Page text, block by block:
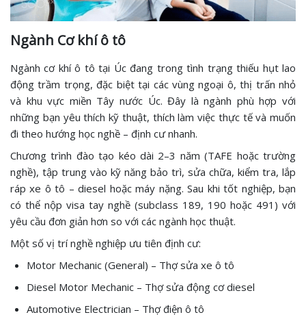
Ngành Cơ khí ô tô
Ngành cơ khí ô tô tại Úc đang trong tình trạng thiếu hụt lao
động trầm trọng, đặc biệt tại các vùng ngoại ô, thị trấn nhỏ
và khu vực miền Tây nước Úc. Đây là ngành phù hợp với
những bạn yêu thích kỹ thuật, thích làm việc thực tế và muốn
đi theo hướng học nghề – định cư nhanh.
Chương trình đào tạo kéo dài 2–3 năm (TAFE hoặc trường
nghề), tập trung vào kỹ năng bảo trì, sửa chữa, kiểm tra, lắp
ráp xe ô tô – diesel hoặc máy nặng. Sau khi tốt nghiệp, bạn
có thể nộp visa tay nghề (subclass 189, 190 hoặc 491) với
yêu cầu đơn giản hơn so với các ngành học thuật.
Một số vị trí nghề nghiệp ưu tiên định cư:
Motor Mechanic (General) – Thợ sửa xe ô tô
Diesel Motor Mechanic – Thợ sửa động cơ diesel
Automotive Electrician – Thợ điện ô tô